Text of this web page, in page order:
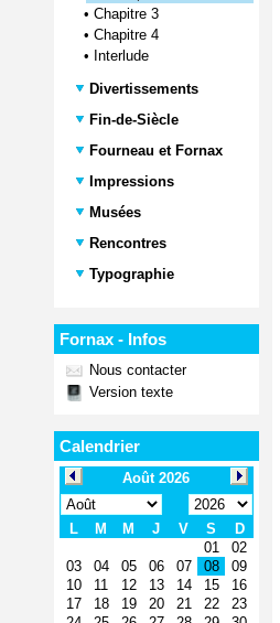
• Chapitre 3
• Chapitre 4
• Interlude
Divertissements
Fin-de-Siècle
Fourneau et Fornax
Impressions
Musées
Rencontres
Typographie
Fornax - Infos
Nous contacter
Version texte
Calendrier